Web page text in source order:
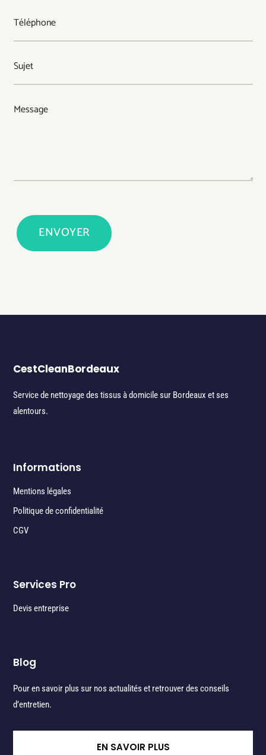
ENVOYER
CestCleanBordeaux
Service de nettoyage des tissus à domicile sur Bordeaux et ses
alentours.
Informations
Mentions légales
Politique de confidentialité
CGV
Services Pro
Devis entreprise
Blog
Pour en savoir plus sur nos actualités et retrouver des conseils
d’entretien.
EN SAVOIR PLUS